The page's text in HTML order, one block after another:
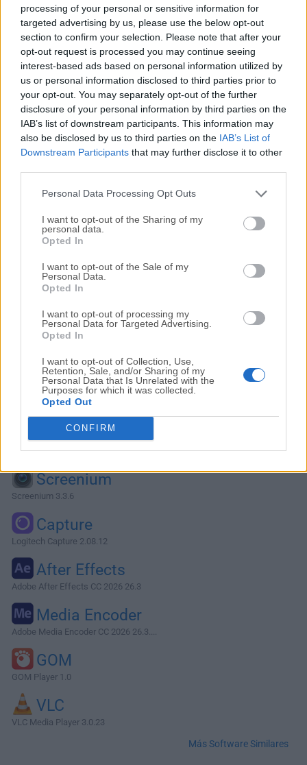
processing of your personal or sensitive information for
targeted advertising by us, please use the below opt-out
section to confirm your selection. Please note that after your
opt-out request is processed you may continue seeing
interest-based ads based on personal information utilized by
us or personal information disclosed to third parties prior to
your opt-out. You may separately opt-out of the further
disclosure of your personal information by third parties on the
IAB’s list of downstream participants. This information may
also be disclosed by us to third parties on the IAB’s List of
Downstream Participants that may further disclose it to other
Personal Data Processing Opt Outs
I want to opt-out of the Sharing of my
personal data.
Opted In
I want to opt-out of the Sale of my
Personal Data.
Opted In
I want to opt-out of processing my
Personal Data for Targeted Advertising.
Opted In
I want to opt-out of Collection, Use,
Retention, Sale, and/or Sharing of my
Personal Data that Is Unrelated with the
Purposes for which it was collected.
Opted Out
CONFIRM
Mac tomar el control total de sus archivos de vídeo y
transformarlos en piezas de contenido elegantes y
presentables.Ofrece una amplia gama de herramientas
avanzadas impulsadas por IA que pueden mejorar
significativamente la calidad de los vídeos de baja
resolución, incluyendo desentrelazado, escalado,
interpolación de movimiento y estabilización de
vibración.Su procesamiento está dirigido por rutinas
avanzadas de IA que pueden analizar primero cada pieza
de vídeo cargada, identificar objetos y elementos
importantes (como rostros humanos) y seleccionar
Alternativas y Software Similar
Screenium
Screenium 3.3.6
Capture
Logitech Capture 2.08.12
After Effects
Adobe After Effects CC 2026 26.3
Media Encoder
Adobe Media Encoder CC 2026 26.3....
GOM
GOM Player 1.0
VLC
VLC Media Player 3.0.23
Más Software Similares